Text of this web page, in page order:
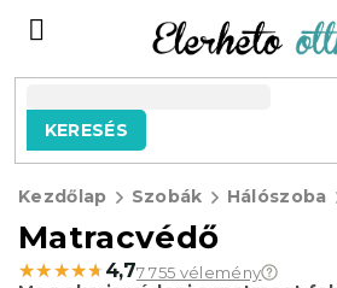
tartalomhoz
KERESÉS
Kezdőlap Szobák Hálószoba
Matracvédő
★★★★★
★★★★★ 4,77 755 vélemény